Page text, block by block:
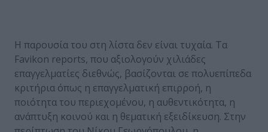
Η παρουσία του στη λίστα δεν είναι τυχαία. Τα
Favikon reports, που αξιολογούν χιλιάδες
επαγγελματίες διεθνώς, βασίζονται σε πολυεπίπεδα
κριτήρια όπως η επαγγελματική επιρροή, η
ποιότητα του περιεχομένου, η αυθεντικότητα, η
ανάπτυξη κοινού και η θεματική εξειδίκευση. Στην